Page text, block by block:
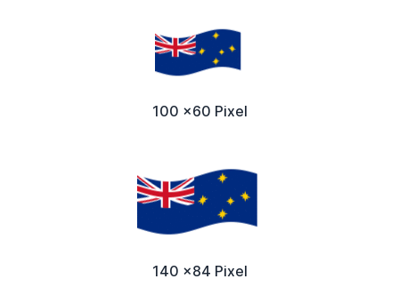
100 x60 Pixel
140 x84 Pixel